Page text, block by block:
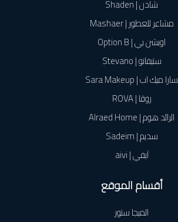
شادن | Shaden
مشاعر للعطور | Mashaer
اوبشن بي | Option B
ستيفانو | Stevano
سارا ميك اب | Sara Makeup
روڤا | ROVA
الرائد هوم | Alraed Home
سديم | Sadeim
آيفي | aivi
أقسام الموقع
الميجا ستور